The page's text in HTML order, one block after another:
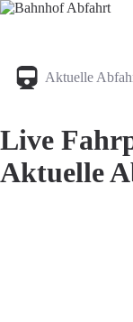
Aktuelle
Live
Aktuelle